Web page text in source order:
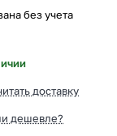
без учета
доставку
дешевле?